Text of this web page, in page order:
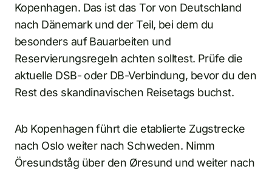
Kopenhagen. Das ist das Tor von Deutschland
nach Dänemark und der Teil, bei dem du
besonders auf Bauarbeiten und
Reservierungsregeln achten solltest. Prüfe die
aktuelle DSB- oder DB-Verbindung, bevor du den
Rest des skandinavischen Reisetags buchst.
Ab Kopenhagen führt die etablierte Zugstrecke
nach Oslo weiter nach Schweden. Nimm
Öresundståg über den Øresund und weiter nach